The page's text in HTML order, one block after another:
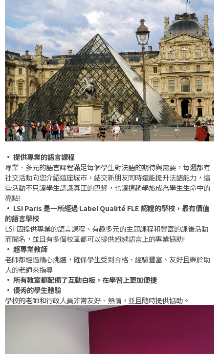
• 提供專業的語言課程
專業、多元的語言課程滿足每個學生對法語的期待與需要，每週都有
社交活動向您介紹這座城市，結交新朋友同時還能提升法語能力，這
些活動不只讓學生認識真正的巴黎，也讓這趟學旅成為學生生命中的
亮點!
• LSI Paris 是一所經過 Label Qualité FLE 認證的學校，最有價值
的語言學校
LSI 因提供專業的語言課程、有趣多元的主題課程和豐富的課後活動
而聞名，並且有多個校區都可以提供超越語言上的專業協助!
• 超專業教師
老師都經過精心挑選，確保學生受到合格、經驗豐富、友好且樂於助
人的老師來指導
• 所有教室都配備了互動白板，在學習上更加便捷
• 優秀的學生體驗
學校的老師和行政人員非常友好、熱情，並且隨時提供協助。